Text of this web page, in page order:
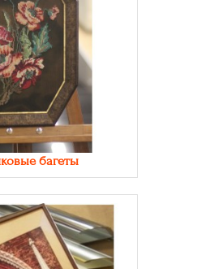
багеты